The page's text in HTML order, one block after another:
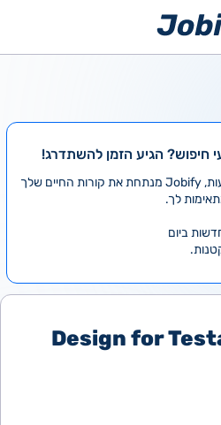
חיפוש? הגיע הזמן להשתדרג!
במקום לעבור לבד על אלפי מודעות, Jobify מנתחת את קורות החיים שלך
לך.
Design for